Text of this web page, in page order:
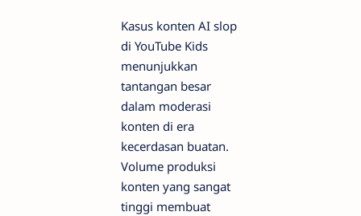
Kasus konten AI slop
di YouTube Kids
menunjukkan
tantangan besar
dalam moderasi
konten di era
kecerdasan buatan.
Volume produksi
konten yang sangat
tinggi membuat